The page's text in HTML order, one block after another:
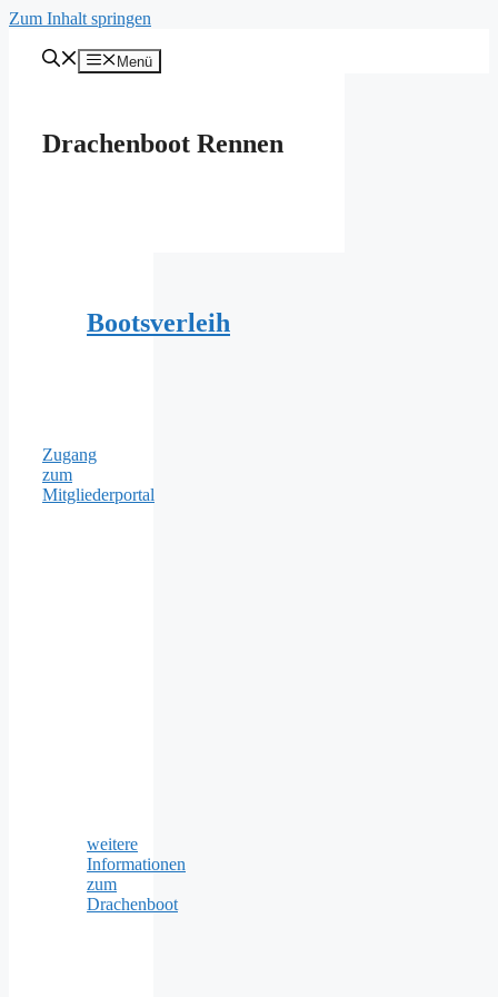
Zum Inhalt springen
Menü
Drachenboot Rennen
Bootsverleih
Zugang
zum
Mitgliederportal
weitere
Informationen
zum
Drachenboot